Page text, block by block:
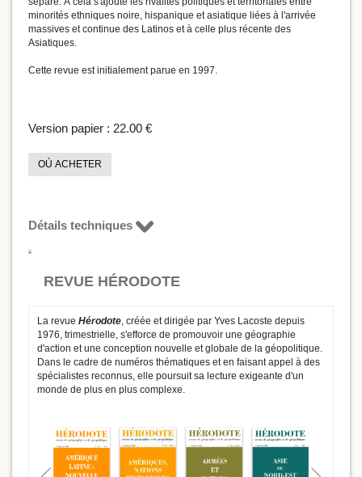
minorités ethniques noire, hispanique et asiatique liées à l'arrivée
massives et continue des Latinos et à celle plus récente des
Asiatiques.
Cette revue est initialement parue en 1997.
Version papier : 22.00 €
OÙ ACHETER
Détails techniques
REVUE HÉRODOTE
La revue Hérodote, créée et dirigée par Yves Lacoste depuis
1976, trimestrielle, s'efforce de promouvoir une géographie
d'action et une conception nouvelle et globale de la géopolitique.
Dans le cadre de numéros thématiques et en faisant appel à des
spécialistes reconnus, elle poursuit sa lecture exigeante d'un
monde de plus en plus complexe.